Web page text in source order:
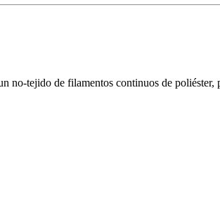
no-tejido de filamentos continuos de poliéster,